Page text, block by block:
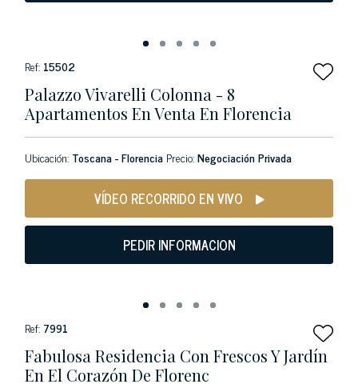
Ref: 15502
Palazzo Vivarelli Colonna - 8
Apartamentos En Venta En Florencia
Ubicación: Toscana - Florencia Precio:Negociación Privada
VÍDEO RECORRIDO EN VIVO
PEDIR INFORMACION
Ref: 7991
Fabulosa Residencia Con Frescos Y Jardín
En El Corazón De Florenc